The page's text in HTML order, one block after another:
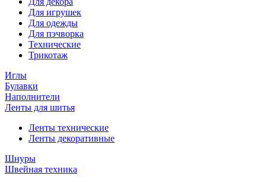
Для игрушек
Для одежды
Для пэчворка
Технические
Трикотаж
Иглы
Булавки
Наполнители
Ленты для шитья
Ленты технические
Ленты декоративные
Шнуры
Швейная техника